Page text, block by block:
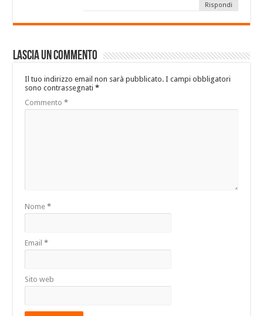
Rispondi
Lascia un commento
Il tuo indirizzo email non sarà pubblicato. I campi obbligatori
sono contrassegnati*
Commento*
Nome*
Email*
Sito web